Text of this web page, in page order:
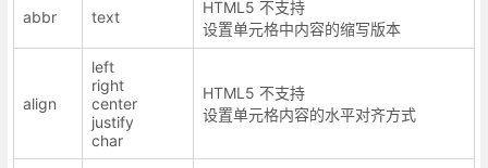
abbr text
HTML5 不支持
设置单元格中内容的缩写版本
align
left
right
center
justify
char
HTML5 不支持
设置单元格内容的水平对齐方式